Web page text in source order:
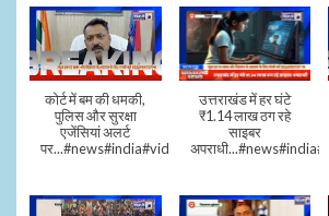
कोर्ट में बम की धमकी,
पुलिस और सुरक्षा
एजेंसियां अलर्ट
पर...#news#india#video#viral
उत्तराखंड में हर घंटे
₹1.14 लाख ठग रहे
साइबर